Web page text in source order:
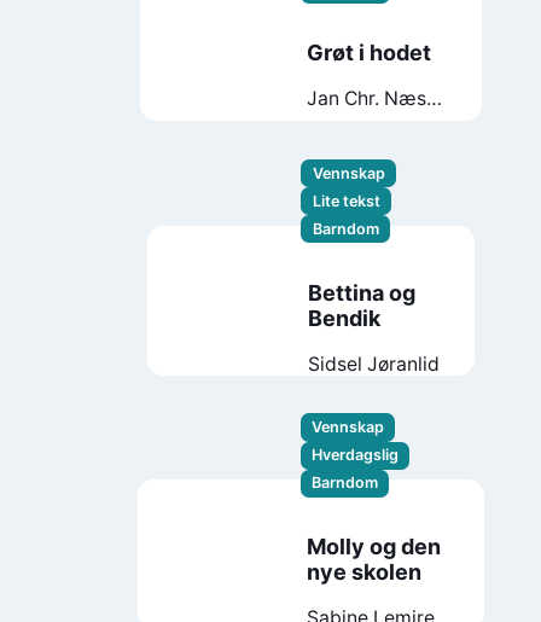
Grøt i hodet
Jan Chr. Næss
Vennskap
Lite tekst
Barndom
Bettina og
Bendik
Sidsel Jøranlid
Vennskap
Hverdagslig
Barndom
Molly og den
nye skolen